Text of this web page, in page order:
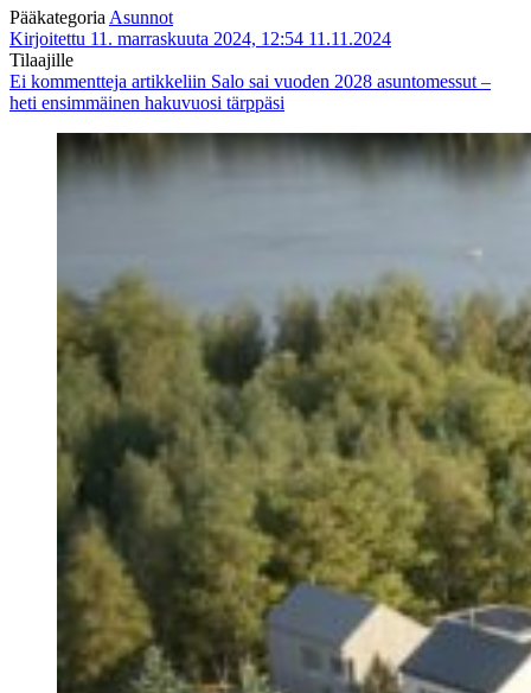
PääkategoriaAsunnot
Kirjoitettu 11. marraskuuta 2024, 12:54 11.11.2024
Tilaajille
Ei kommentteja artikkeliin Salo sai vuoden 2028 asuntomessut –
heti ensimmäinen hakuvuosi tärppäsi